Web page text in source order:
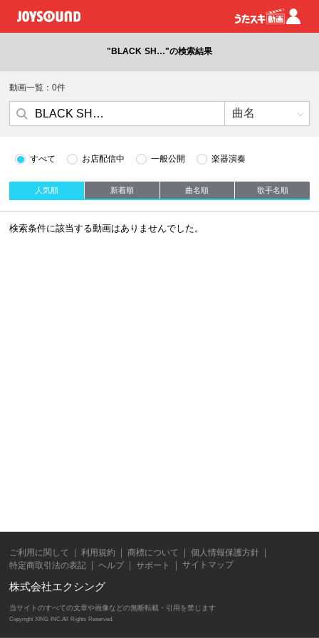
"BLACK SH…"の検索結果
動画一覧：0件
すべて お店配信中 一般公開 楽器演奏
人気順 新着順 曲名順 歌手名順
検索条件に該当する動画はありませんでした。
ご利用に関して 利用規約 商標について
個人情報保護方針
特定商取引法の表記
ヘルプ サポート サイトマップ
株式会社エクシング
当サイトのすべての文章や画像などの無断転載・引用を禁じます
Copyright XING INC.All Rights Reserved.